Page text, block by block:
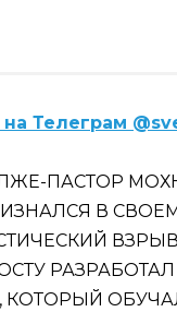
Телеграм
ПАСТОР
В
КОТОРЫЙ